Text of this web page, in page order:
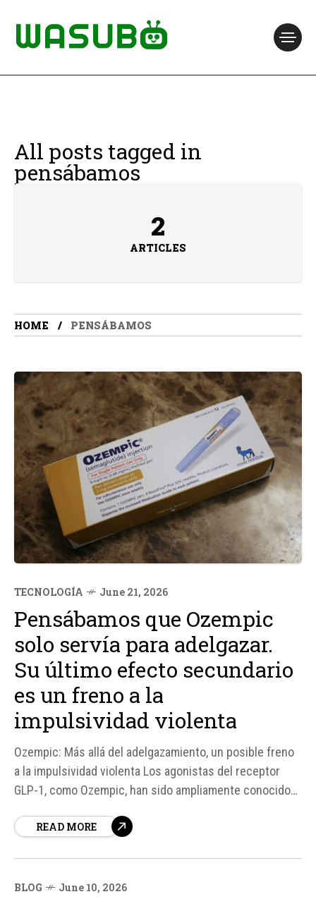
All posts tagged in
pensábamos
2
ARTICLES
HOME PENSÁBAMOS
TECNOLOGÍA June 21, 2026
Pensábamos que Ozempic
solo servía para adelgazar.
Su último efecto secundario
es un freno a la
impulsividad violenta
Ozempic: Más allá del adelgazamiento, un posible freno
a la impulsividad violenta Los agonistas del receptor
GLP-1, como Ozempic, han sido ampliamente conocidos
más recientemente, por su capacidad para ayudar en la
READ MORE
BLOG June 10, 2026